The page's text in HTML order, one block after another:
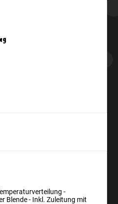
-
Blende - Inkl. Zuleitung mit